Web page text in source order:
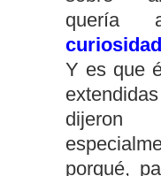
quería
Y es que
dijeron
porqué,